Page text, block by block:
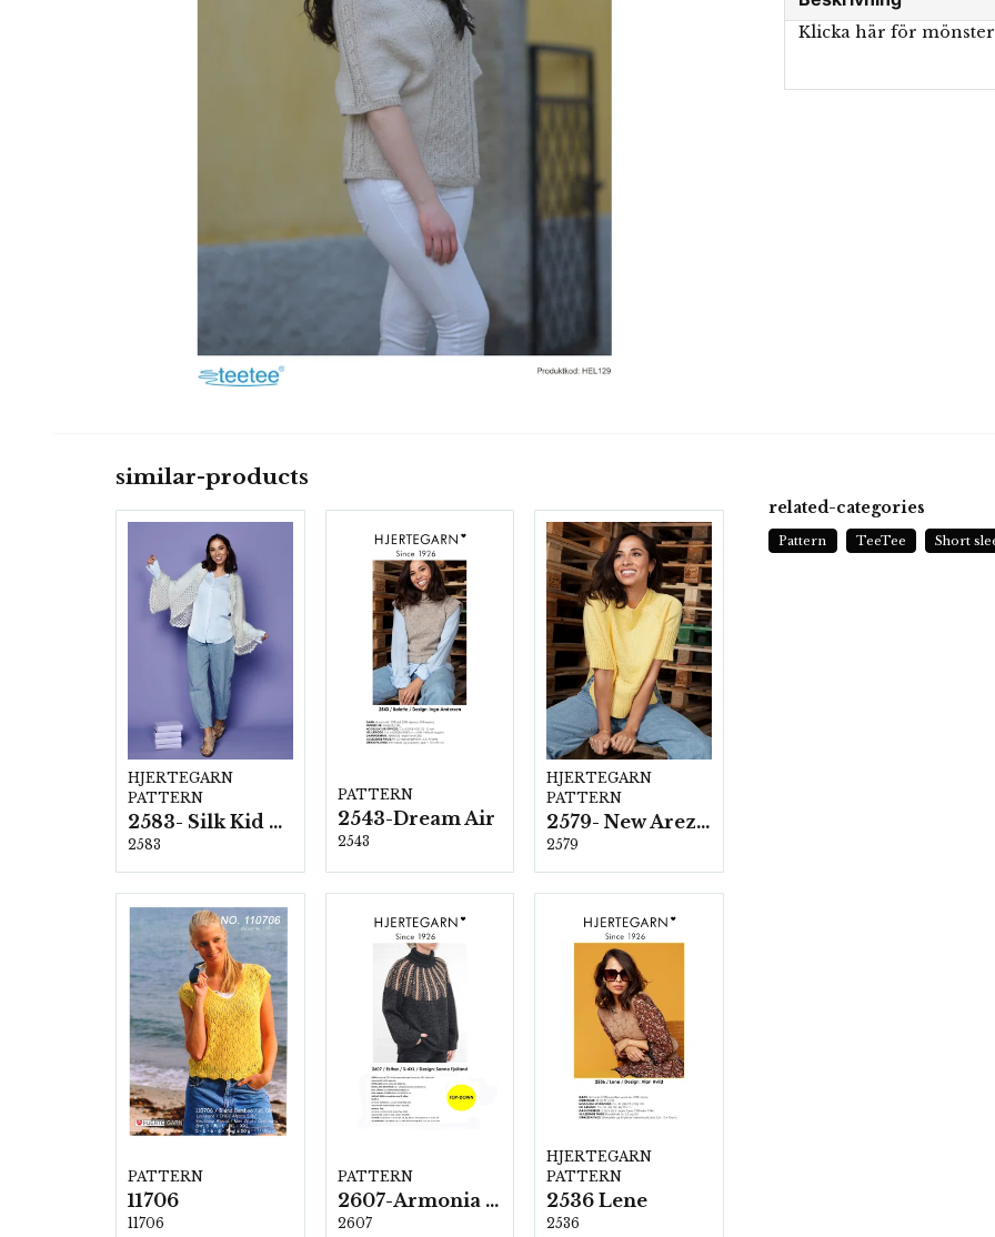
Klicka här för mönster
similar-products
HJERTEGARN
PATTERN
2583- Silk Kid Mohair
2583
PATTERN
2543-Dream Air
2543
HJERTEGARN
PATTERN
2579- New Arezzo
2579
PATTERN
11706
11706
PATTERN
2607-Armonia och Alpaca 400
2607
HJERTEGARN
PATTERN
2536 Lene
2536
related-categories
Pattern TeeTee Short